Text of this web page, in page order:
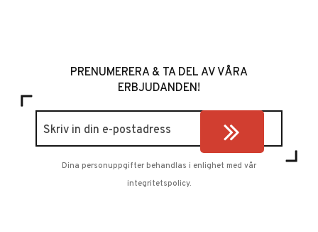
PRENUMERERA & TA DEL AV VÅRA
ERBJUDANDEN!
Dina personuppgifter behandlas i enlighet med vår
integritetspolicy.